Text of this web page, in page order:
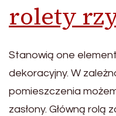
rolety
Stanowią one
dekoracyjny. W
pomieszczenia
zasłony. Główną rolą